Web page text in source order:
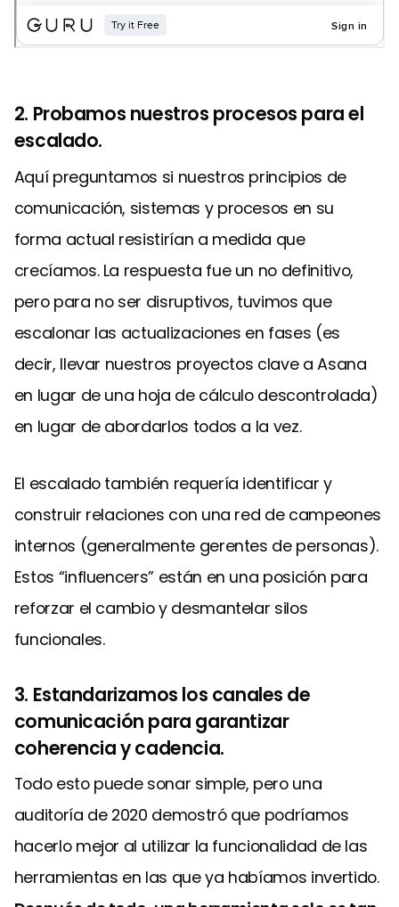
2. Probamos nuestros procesos para el
escalado.
Aquí preguntamos si nuestros principios de
comunicación, sistemas y procesos en su
forma actual resistirían a medida que
crecíamos. La respuesta fue un no definitivo,
pero para no ser disruptivos, tuvimos que
escalonar las actualizaciones en fases (es
decir, llevar nuestros proyectos clave a Asana
en lugar de una hoja de cálculo descontrolada)
en lugar de abordarlos todos a la vez.
El escalado también requería identificar y
construir relaciones con una red de campeones
internos (generalmente gerentes de personas).
Estos “influencers” están en una posición para
reforzar el cambio y desmantelar silos
funcionales.
3. Estandarizamos los canales de
comunicación para garantizar
coherencia y cadencia.
Todo esto puede sonar simple, pero una
auditoría de 2020 demostró que podríamos
hacerlo mejor al utilizar la funcionalidad de las
herramientas en las que ya habíamos invertido.